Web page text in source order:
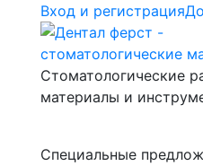
Вход и регистрация
Стоматологические
материалы и
Специальные